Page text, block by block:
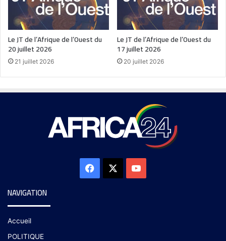
Le JT de l’Afrique de l’Ouest du
20 juillet 2026
21 juillet 2026
Le JT de l’Afrique de l’Ouest du
17 juillet 2026
20 juillet 2026
NAVIGATION
Accueil
POLITIQUE